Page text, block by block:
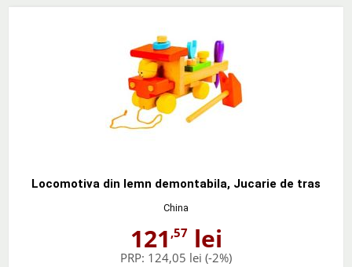
Locomotiva din lemn demontabila, Jucarie de tras
China
121 ,57lei
PRP: 124,05 lei (-2%)